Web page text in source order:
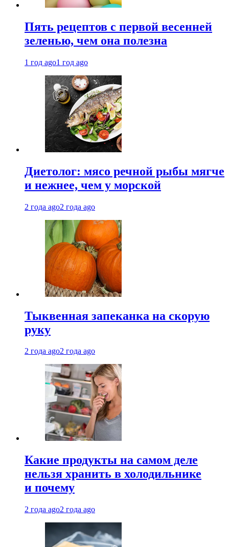
Пять рецептов с первой весенней
зеленью, чем она полезна
1 год ago1 год ago
Диетолог: мясо речной рыбы мягче
и нежнее, чем у морской
2 года ago2 года ago
Тыквенная запеканка на скорую
руку
2 года ago2 года ago
Какие продукты на самом деле
нельзя хранить в холодильнике
и почему
2 года ago2 года ago